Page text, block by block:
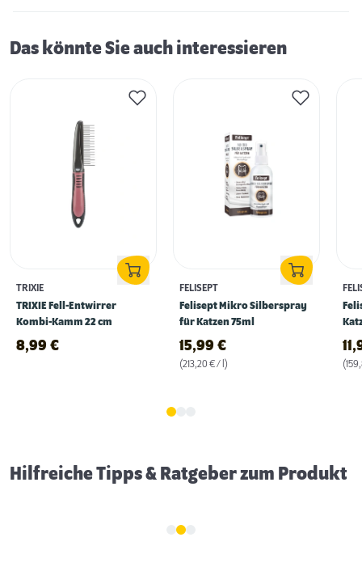
Das könnte Sie auch interessieren
TRIXIE
TRIXIE Fell-Entwirrer
Kombi-Kamm 22 cm
8,99 €
FELISEPT
Felisept Mikro Silberspray
für Katzen 75ml
15,99 €
(213,20 € / l)
Hilfreiche Tipps & Ratgeber zum Produkt